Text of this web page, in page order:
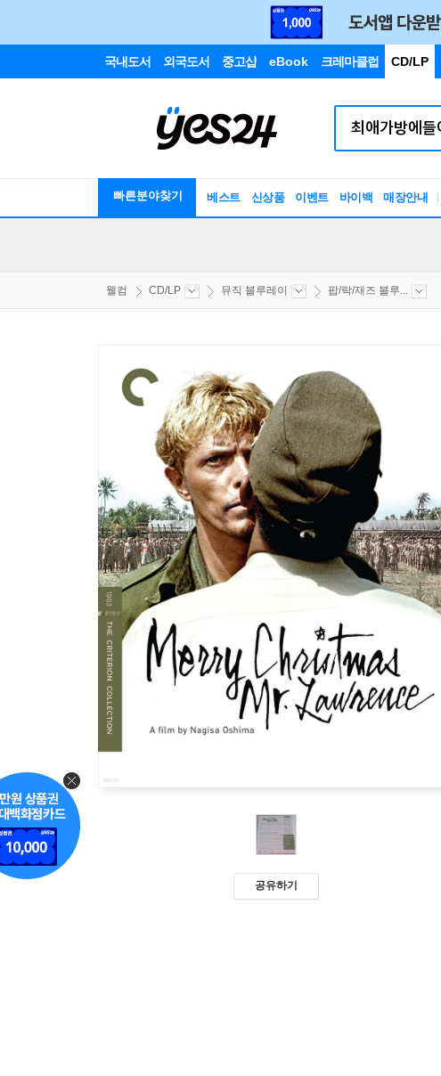
국내도서 외국도서 중고샵 eBook 크레마클럽 CD/LP
빠른분야찾기 베스트 신상품 이벤트 바이백 매장안내
웰컴 CD/LP 뮤직 블루레이 팝/락/재즈 블루...
공유하기